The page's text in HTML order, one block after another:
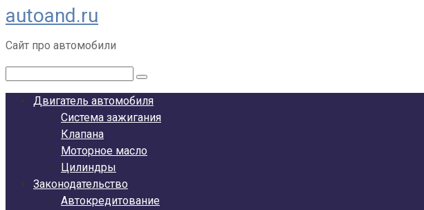
Перейти
к
контенту
autoand.ru
Сайт про автомобили
Двигатель автомобиля
Система зажигания
Клапана
Моторное масло
Цилиндры
Законодательство
Автокредитование